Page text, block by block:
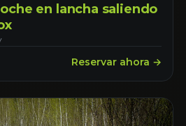
en lancha saliendo
Reservar ahora →